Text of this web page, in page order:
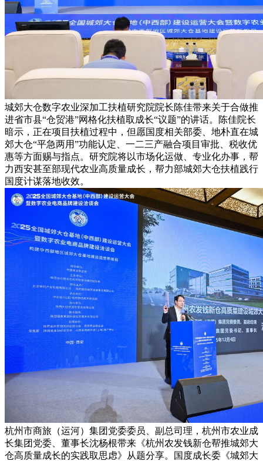
城郊大仓数字农业深加工扶植研究院院长陈佳带来关于合做推
进省市县“仓贸港”网格化扶植取成长“议题”的讲话。陈佳院长
暗示，正在项目扶植过程中，但愿国度相关部委、地朴直在城
郊大仓“平急两用”功能认定、一二三产融合项目审批、税收优
惠等方面赐与指点。研究院将以市场化运做、专业化办事，帮
力西安甚至部现代农业高质量成长，帮力部城郊大仓扶植践行
国度计谋落地收效。
杭州市商旅（运河）集团党委委员、副总司理，杭州市农业成
长集团党委、董事长沈杨根带来《杭州农发钱新仓帮推城郊大
仓高质量成长的实践取思虑》从题分享。国度成长委《城郊大